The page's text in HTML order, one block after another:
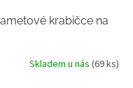
krabičce na
Skladem u nás (69 ks)